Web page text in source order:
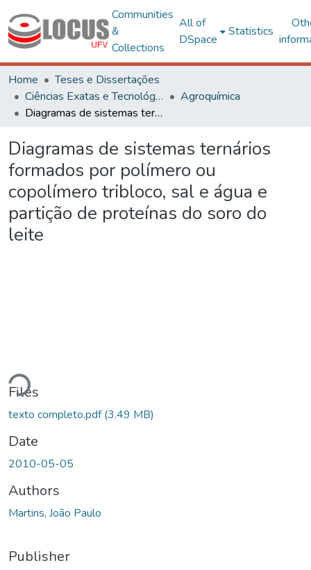
Communities
&
Collections
All of
DSpace
Statistics
Home
Teses e Dissertações
Ciências Exatas e Tecnológicas
Agroquímica
Diagramas de sistemas ternários formados por polímero ou copolímero tribloco, sal e água e partição de proteínas do soro do leite
Diagramas de sistemas ternários
formados por polímero ou
copolímero tribloco, sal e água e
partição de proteínas do soro do
leite
Loading...
Files
texto completo.pdf(3.49 MB)
Date
2010-05-05
Authors
Martins, João Paulo
Publisher